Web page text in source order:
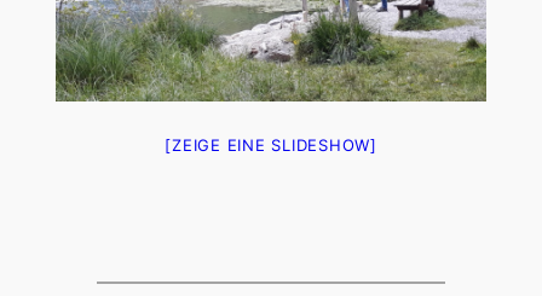
[ZEIGE EINE SLIDESHOW]